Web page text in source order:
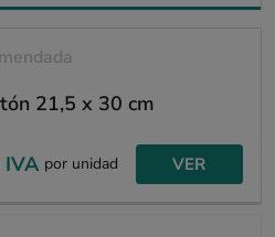
21,5 x 30 cm
IVA por unidad VER